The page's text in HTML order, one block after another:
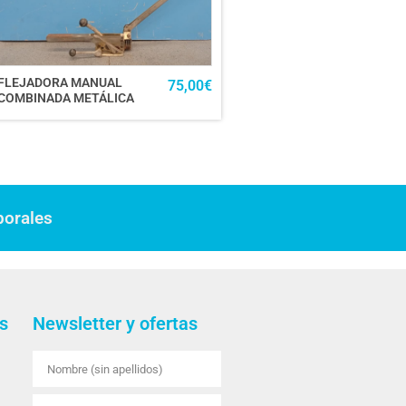
MANUAL
METÁLICA
75,00€
Newsletter y ofertas